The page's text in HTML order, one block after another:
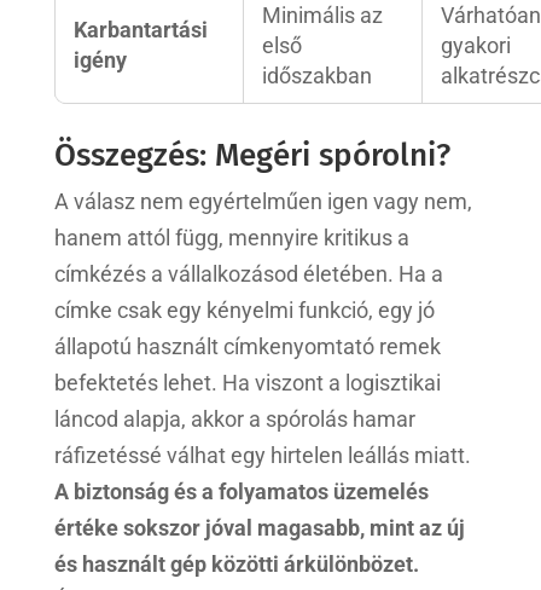
Karbantartási
igény
Minimális az
első
időszakban
Várhatóan
gyakori
Összegzés: Megéri spórolni?
A válasz nem egyértelműen igen vagy nem,
hanem attól függ, mennyire kritikus a
címkézés a vállalkozásod életében. Ha a
címke csak egy kényelmi funkció, egy jó
állapotú használt címkenyomtató remek
befektetés lehet. Ha viszont a logisztikai
láncod alapja, akkor a spórolás hamar
ráfizetéssé válhat egy hirtelen leállás miatt.
A biztonság és a folyamatos üzemelés
értéke sokszor jóval magasabb, mint az új
és használt gép közötti árkülönbözet.